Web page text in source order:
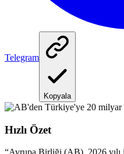
Telegram
Kopyala
Hızlı Özet